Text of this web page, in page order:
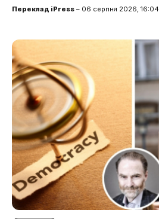
Переклад iPress – 06 серпня 2026, 16:04